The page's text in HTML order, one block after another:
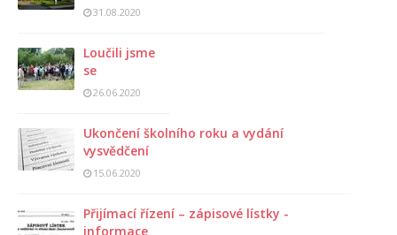
31.08.2020
Loučili jsme
se
26.06.2020
Ukončení školního roku a vydání
vysvědčení
15.06.2020
Přijímací řízení – zápisové lístky -
informace